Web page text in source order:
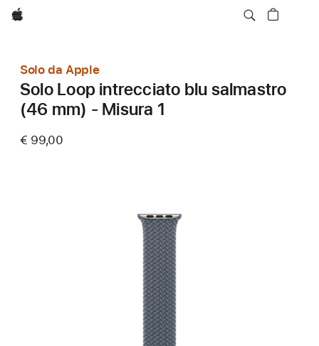
Apple
Solo da Apple
Solo Loop intrecciato blu salmastro
(46 mm) - Misura 1
€ 99,00